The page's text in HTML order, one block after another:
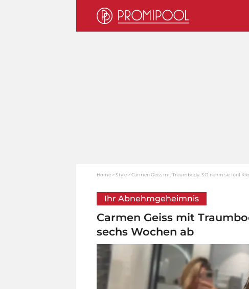
Home Style Carmen Geiss mit Traumbody: SO nahm sie fünf
Ihr Abnehmgeheimnis
Carmen Geiss mit
sechs Wochen ab